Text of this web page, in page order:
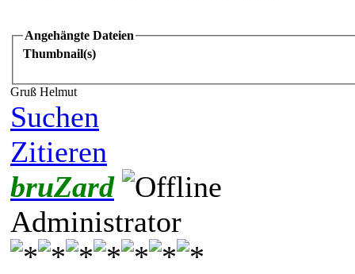
Angehängte Dateien
Thumbnail(s)
Gruß Helmut
Suchen
Zitieren
bruZard
Administrator